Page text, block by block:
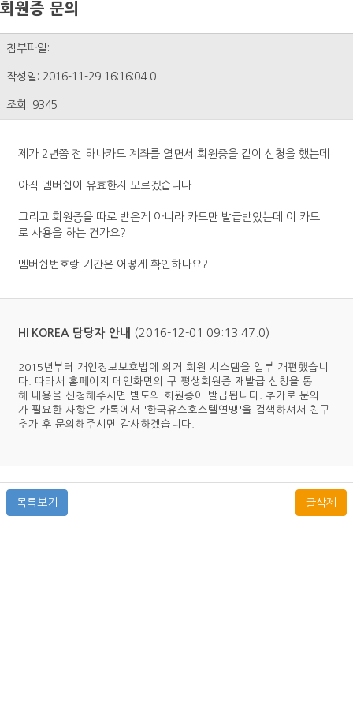
회원증 문의
첨부파일:
작성일: 2016-11-29 16:16:04.0
조회: 9345
제가 2년쯤 전 하나카드 계좌를 열면서 회원증을 같이 신청을 했는데
아직 멤버쉽이 유효한지 모르겠습니다
그리고 회원증을 따로 받은게 아니라 카드만 발급받았는데 이 카드
로 사용을 하는 건가요?
멤버쉽번호랑 기간은 어떻게 확인하나요?
HI KOREA 담당자 안내 (2016-12-01 09:13:47.0)
2015년부터 개인정보보호법에 의거 회원 시스템을 일부 개편했습니
다. 따라서 홈페이지 메인화면의 구 평생회원증 재발급 신청을 통
해 내용을 신청해주시면 별도의 회원증이 발급됩니다. 추가로 문의
가 필요한 사항은 카톡에서 '한국유스호스텔연맹'을 검색하셔서 친구
추가 후 문의해주시면 감사하겠습니다.
목록보기 글삭제